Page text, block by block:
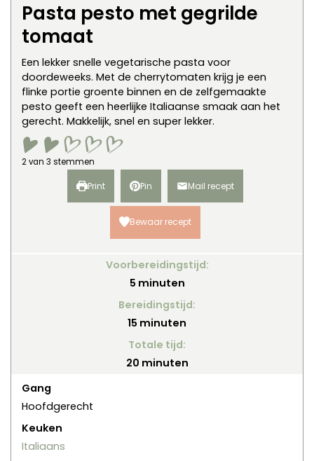
Pasta pesto met gegrilde
tomaat
Een lekker snelle vegetarische pasta voor
doordeweeks. Met de cherrytomaten krijg je een
flinke portie groente binnen en de zelfgemaakte
pesto geeft een heerlijke Italiaanse smaak aan het
gerecht. Makkelijk, snel en super lekker.
2van 3 stemmen
Print Pin Mail recept
Bewaar recept
Voorbereidingstijd:
5minuten
minuten
Bereidingstijd:
15 minuten
minuten
Totale tijd:
20minuten
minuten
Gang
Hoofdgerecht
Keuken
Italiaans